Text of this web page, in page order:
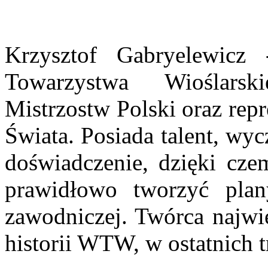
Krzysztof Gabryelewicz
Towarzystwa
Mistrzostw Polski oraz
Świata. Posiada talent,
doświadczenie, dzięki
prawidłowo tworzyć
zawodniczej. Twórca
historii WTW, w ostatnich